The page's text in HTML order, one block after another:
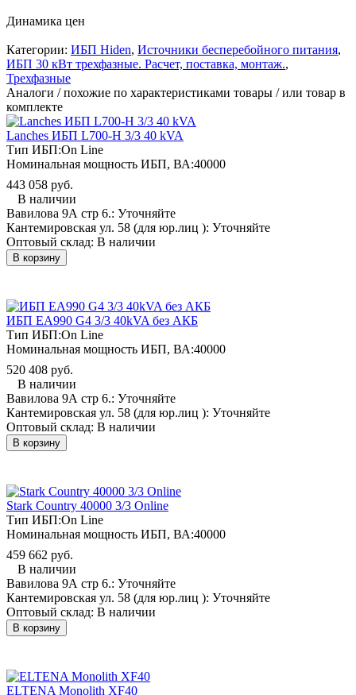
Динамика цен
Категории: ИБП Hiden, Источники бесперебойного питания,
ИБП 30 кВт трехфазные. Расчет, поставка, монтаж.,
Трехфазные
Аналоги / похожие по характеристиками товары / или товар в
комплекте
Lanches ИБП L700-H 3/3 40 kVA
Тип ИБП:On Line
Номинальная мощность ИБП, ВА:40000
443 058 руб.
В наличии
Вавилова 9А стр 6.: Уточняйте
Кантемировская ул. 58 (для юр.лиц ): Уточняйте
Оптовый склад: В наличии
В корзину
ИБП EA990 G4 3/3 40kVA без АКБ
Тип ИБП:On Line
Номинальная мощность ИБП, ВА:40000
520 408 руб.
В наличии
Вавилова 9А стр 6.: Уточняйте
Кантемировская ул. 58 (для юр.лиц ): Уточняйте
Оптовый склад: В наличии
В корзину
Stark Country 40000 3/3 Online
Тип ИБП:On Line
Номинальная мощность ИБП, ВА:40000
459 662 руб.
В наличии
Вавилова 9А стр 6.: Уточняйте
Кантемировская ул. 58 (для юр.лиц ): Уточняйте
Оптовый склад: В наличии
В корзину
ELTENA Monolith XF40